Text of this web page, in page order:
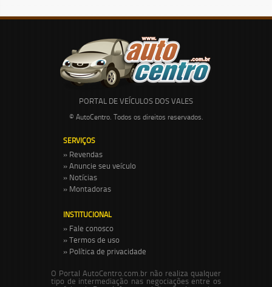
PORTAL DE VEÍCULOS DOS VALES
© AutoCentro. Todos os direitos reservados.
SERVIÇOS
» Revendas
» Anuncie seu veículo
» Notícias
» Montadoras
INSTITUCIONAL
» Fale conosco
» Termos de uso
» Política de privacidade
O Portal AutoCentro.com.br não realiza qualquer
tipo de intermediação nas negociações entre os